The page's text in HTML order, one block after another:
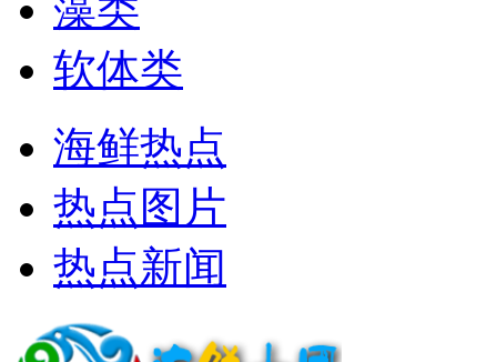
藻类
软体类
海鲜热点
热点图片
热点新闻